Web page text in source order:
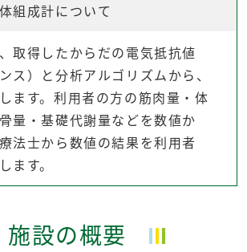
組成計について
取得したからだの電気抵抗値
ス）と分析アルゴリズムから、
ます。利用者の方の筋肉量・体
量・基礎代謝量などを数値か
法士から数値の結果を利用者
ます。
施設の概要